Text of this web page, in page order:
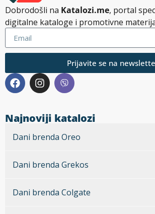
Dobrodošli na Katalozi.me, portal
digitalne kataloge i promotivne
Prijavite se na
Najnoviji katalozi
Dani brenda Oreo
Dani brenda Grekos
Dani brenda Colgate